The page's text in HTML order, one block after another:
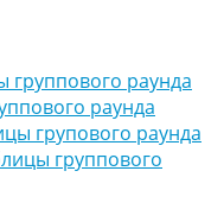
раунда
раунда
групового раунда
группового